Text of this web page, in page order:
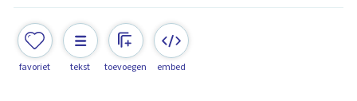
favoriet tekst toevoegen embed